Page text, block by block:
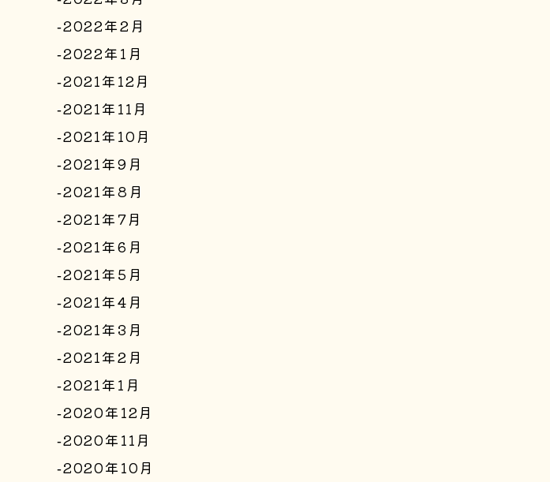
2022年2月
2022年1月
2021年12月
2021年11月
2021年10月
2021年9月
2021年8月
2021年7月
2021年6月
2021年5月
2021年4月
2021年3月
2021年2月
2021年1月
2020年12月
2020年11月
2020年10月